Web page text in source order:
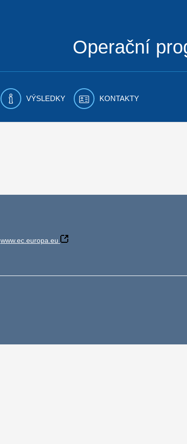
Operační
VÝSLEDKY KONTAKTY
www.ec.europa.eu